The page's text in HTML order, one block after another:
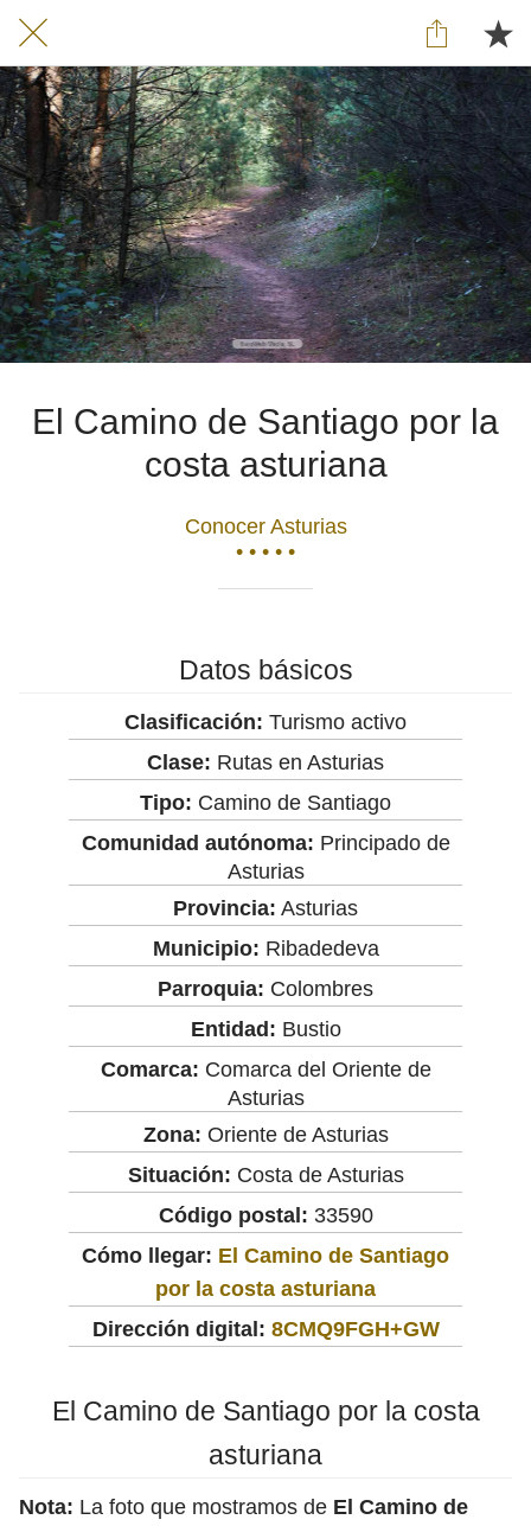
El Camino de Santiago por la
costa asturiana
Conocer Asturias
• • • • •
Datos básicos
Clasificación: Turismo activo
Clase: Rutas en Asturias
Tipo: Camino de Santiago
Comunidad autónoma: Principado de
Asturias
Provincia: Asturias
Municipio: Ribadedeva
Parroquia: Colombres
Entidad: Bustio
Comarca: Comarca del Oriente de
Asturias
Zona: Oriente de Asturias
Situación: Costa de Asturias
Código postal: 33590
Cómo llegar: El Camino de Santiago
por la costa asturiana
Dirección digital: 8CMQ9FGH+GW
El Camino de Santiago por la costa
asturiana
Nota: La foto que mostramos de El Camino de